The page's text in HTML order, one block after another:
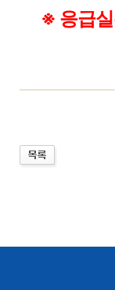
※ 응급